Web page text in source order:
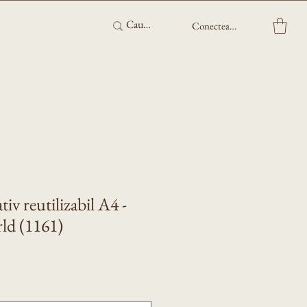
Conectează-te
reutilizabil A4 -
(1161)